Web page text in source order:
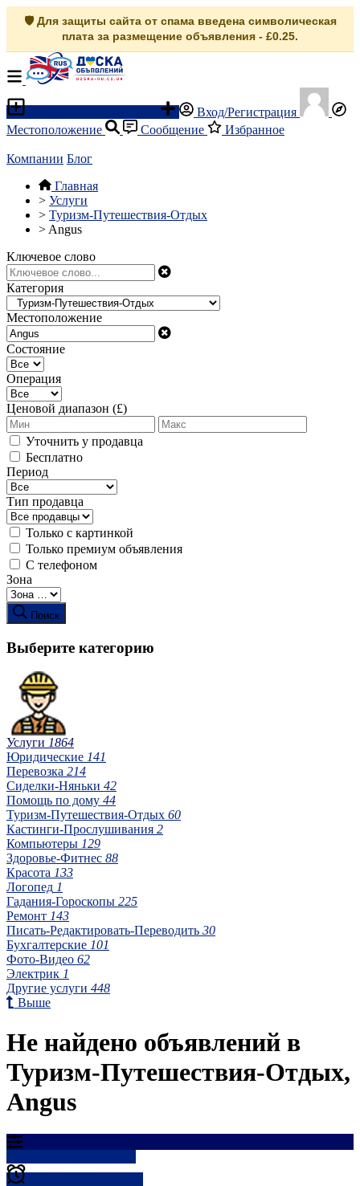
🛡️ Для защиты сайта от спама введена символическая
плата за размещение объявления - £0.25.
Вход/Регистрация
Местоположение
Сообщение Избранное
Компании Блог
Главная
> Услуги
> Туризм-Путешествия-Отдых
> Angus
Ключевое слово
Категория
Местоположение
Состояние
Операция
Ценовой диапазон (£)
Уточнить у продавца
Бесплатно
Период
Тип продавца
Только с картинкой
Только премиум объявления
С телефоном
Зона
Поиск
Выберите категорию
Услуги 1864
Юридические 141
Перевозка 214
Сиделки-Няньки 42
Помощь по дому 44
Туризм-Путешествия-Отдых 60
Кастинги-Прослушивания 2
Компьютеры 129
Здоровье-Фитнес 88
Красота 133
Логопед 1
Гадания-Гороскопы 225
Ремонт 143
Писать-Редактировать-Переводить 30
Бухгалтерские 101
Фото-Видео 62
Электрик 1
Другие услуги 448
Выше
Не найдено объявлений в
Туризм-Путешествия-Отдых,
Angus